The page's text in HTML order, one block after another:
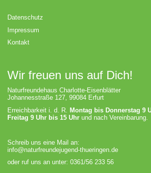
Datenschutz
Impressum
Kontakt
Wir freuen uns auf Dich!
Naturfreundehaus Charlotte-Eisenblätter
Johannesstraße 127, 99084 Erfurt
Erreichbarkeit i. d. R. Montag bis Donnerstag 9
Freitag 9 Uhr bis 15 Uhr und nach Vereinbarung.
Schreib uns eine Mail an:
info@naturfreundejugend-thueringen.de
oder ruf uns an unter: 0361/56 233 56